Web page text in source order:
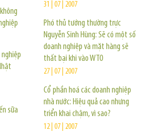
sữa
31 | 07 | 2007
Phó thủ tướng thường trực
Nguyễn Sinh Hùng: Sẽ có một số
doanh nghiệp và mặt hàng sẽ
thất bại khi vào WTO
27 | 07 | 2007
Cổ phần hoá các doanh nghiệp
nhà nước: Hiệu quả cao nhưng
triển khai chậm, vì sao?
12 | 07 | 2007